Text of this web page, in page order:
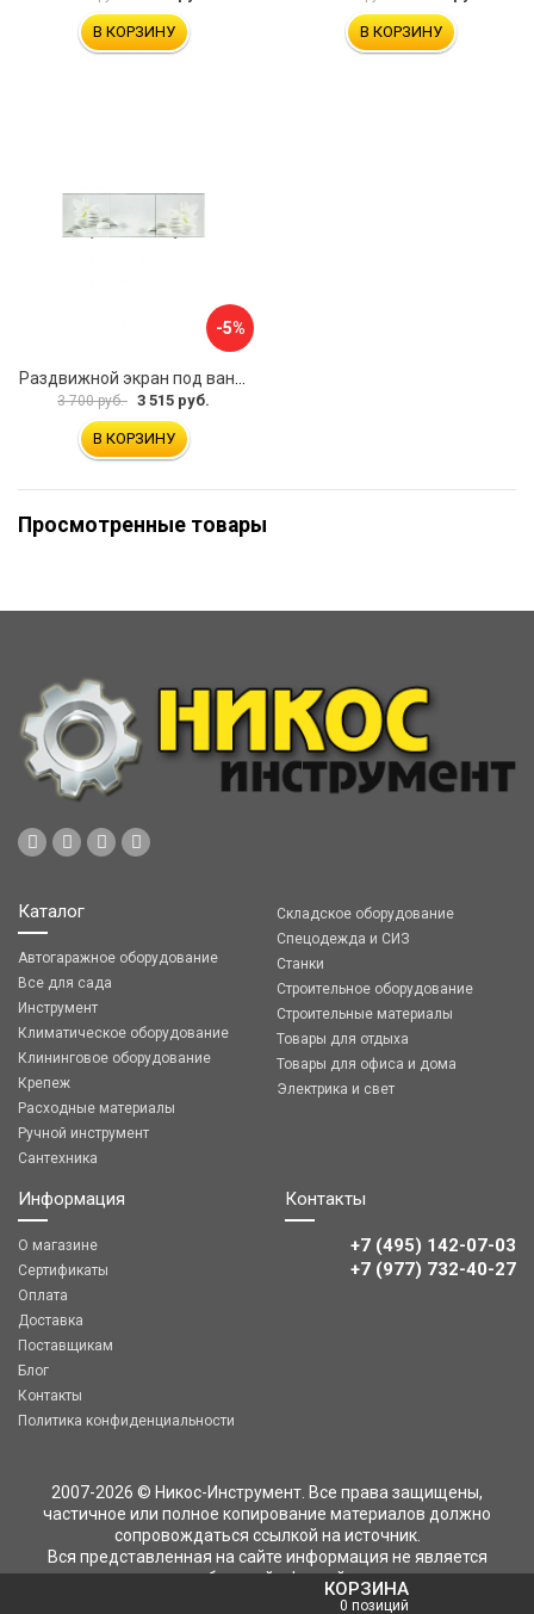
КОРЗИНА
0 позиций
В КОРЗИНУ В КОРЗИНУ
-5%
3 700 руб. 3 515 руб.
В КОРЗИНУ
Просмотренные товары
Каталог
Автогаражное оборудование
Все для сада
Инструмент
Климатическое оборудование
Клининговое оборудование
Крепеж
Расходные материалы
Ручной инструмент
Сантехника
Складское оборудование
Спецодежда и СИЗ
Станки
Строительное оборудование
Строительные материалы
Товары для отдыха
Товары для офиса и дома
Электрика и свет
Информация
О магазине
Сертификаты
Оплата
Доставка
Поставщикам
Блог
Контакты
Политика конфиденциальности
Контакты
+7 (495) 142-07-03
‎‎+7 (977) 732-40-27
2007-2026 © Никос-Инструмент. Все права защищены,
частичное или полное копирование материалов должно
сопровождаться ссылкой на источник.
Вся представленная на сайте информация не является
публичной офертой